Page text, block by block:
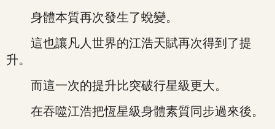
身體本質再次發生了蛻變。
這也讓凡人世界的江浩天賦再次得到了提
升。
而這一次的提升比突破行星級更大。
在吞噬江浩把恆星級身體素質同步過來後。